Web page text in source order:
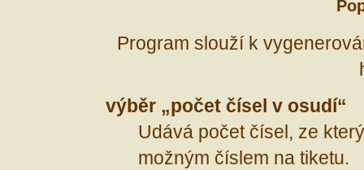
Program slouží k
výběr „počet čísel v osudí“
Udává počet čísel, ze
možným číslem na tiketu.